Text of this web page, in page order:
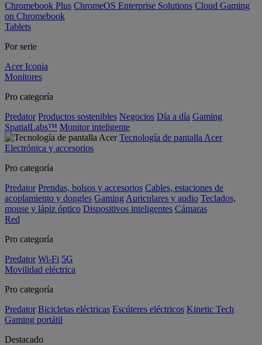
Chromebook Plus ChromeOS Enterprise Solutions Cloud Gaming
on Chromebook
Tablets
Por serie
Acer Iconia
Monitores
Pro categoría
Predator Productos sostenibles Negocios Día a día Gaming
SpatialLabs™ Monitor inteligente
Tecnología de pantalla Acer
Electrónica y accesorios
Pro categoría
Predator Prendas, bolsos y accesorios Cables, estaciones de
acoplamiento y dongles Gaming Auriculares y audio Teclados,
mouse y lápiz óptico Dispositivos inteligentes Cámaras
Red
Pro categoría
Predator Wi-Fi 5G
Movilidad eléctrica
Pro categoría
Predator Bicicletas eléctricas Escúteres eléctricos Kinetic Tech
Gaming portátil
Destacado